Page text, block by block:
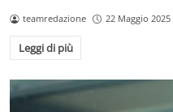
teamredazione 22 Maggio 2025
Leggi di più